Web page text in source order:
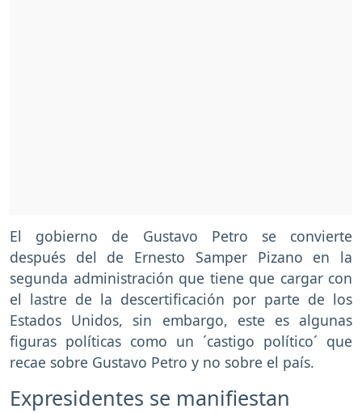
El gobierno de Gustavo Petro se convierte
después del de Ernesto Samper Pizano en la
segunda administración que tiene que cargar con
el lastre de la descertificación por parte de los
Estados Unidos, sin embargo, este es algunas
figuras políticas como un ´castigo político´ que
recae sobre Gustavo Petro y no sobre el país.
Expresidentes se manifiestan